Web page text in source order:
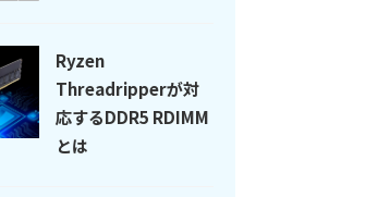
Ryzen
Threadripperが対
応するDDR5 RDIMM
とは